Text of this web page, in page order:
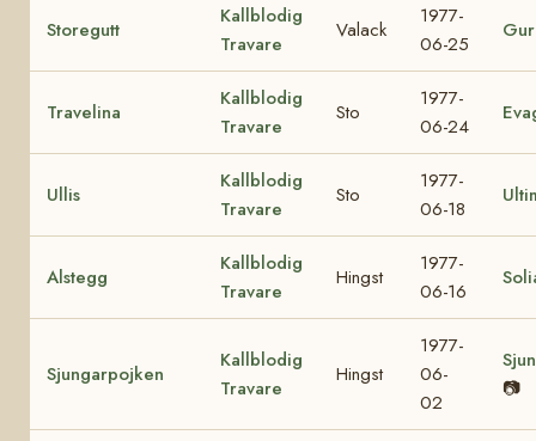
Storegutt
Kallblodig
Travare
Valack
1977-
06-25
Travelina
Kallblodig
Travare
Sto
1977-
06-24
Ullis
Kallblodig
Travare
Sto
1977-
06-18
Alstegg
Kallblodig
Travare
Hingst
1977-
06-16
Sjungarpojken
Kallblodig
Travare
Hingst
1977-
06-
02
📷